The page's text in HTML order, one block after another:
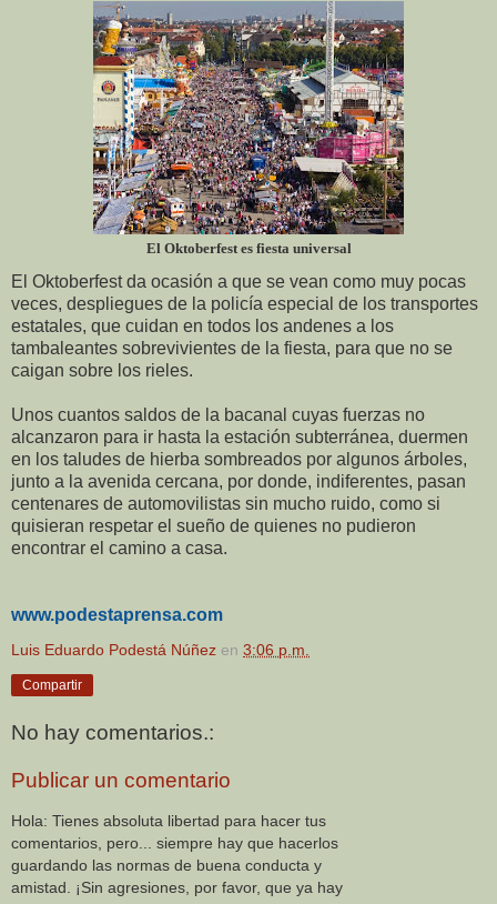
El Oktoberfest es fiesta universal
El Oktoberfest da ocasión a que se vean como muy pocas
veces, despliegues de la policía especial de los transportes
estatales, que cuidan en todos los andenes a los
tambaleantes sobrevivientes de la fiesta, para que no se
caigan sobre los rieles.
Unos cuantos saldos de la bacanal cuyas fuerzas no
alcanzaron para ir hasta la estación subterránea, duermen
en los taludes de hierba sombreados por algunos árboles,
junto a la avenida cercana, por donde, indiferentes, pasan
centenares de automovilistas sin mucho ruido, como si
quisieran respetar el sueño de quienes no pudieron
encontrar el camino a casa.
www.podestaprensa.com
Luis Eduardo Podestá Núñez en 3:06 p.m.
Compartir
No hay comentarios.:
Publicar un comentario
Hola: Tienes absoluta libertad para hacer tus
comentarios, pero... siempre hay que hacerlos
guardando las normas de buena conducta y
amistad. ¡Sin agresiones, por favor, que ya hay